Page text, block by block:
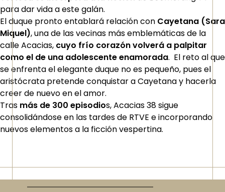
para dar vida a este galán.
El duque pronto entablará relación con Cayetana (Sara
Miquel), una de las vecinas más emblemáticas de la
calle Acacias, cuyo frío corazón volverá a palpitar
como el de una adolescente enamorada. El reto al que
se enfrenta el elegante duque no es pequeño, pues el
aristócrata pretende conquistar a Cayetana y hacerla
creer de nuevo en el amor.
Tras más de 300 episodios, Acacias 38 sigue
consolidándose en las tardes de RTVE e incorporando
nuevos elementos a la ficción vespertina.